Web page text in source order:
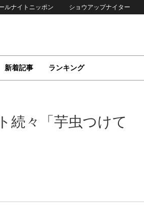
ルナイトニッポン ショウアップナイター
新着記事 ランキング
続々「芋虫つけて